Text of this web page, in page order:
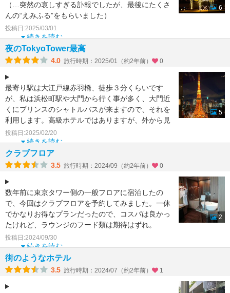
（…突然の哀しすぎる訃報でしたが、最後にたくさ
んの“えみふる”をもらいました）
最寄り駅の大江戸線
続きを読む
投稿日:2025/03/01
6
夜のTokyoTower最高
4.0 旅行時期：2025/01（約2年前） 0
最寄り駅は大江戸線赤羽橋、徒歩３分くらいです
が、私は浜松町駅や大門から行く事が多く、大門近
くにプリンスのシャトルバスが来ますので、それを
利用します。高級ホテルではありますが、外から見
ると建物がイマイチ
続きを読む
投稿日:2025/02/20
5
クラブフロア
3.5 旅行時期：2024/09（約2年前） 0
数年前に東京タワー側の一般フロアに宿泊したの
で、今回はクラブフロアを予約してみました。一休
でかなりお得なプランだったので、コスパは良かっ
たけれど、ラウンジのフード類は期待はずれ。
クラブラウンジから
続きを読む
投稿日:2024/09/30
2
街のようなホテル
3.5 旅行時期：2024/07（約2年前） 1